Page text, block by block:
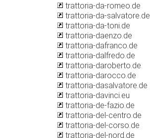
trattoria-da-romeo.de
trattoria-da-salvatore.de
trattoria-da-toni.de
trattoria-daenzo.de
trattoria-dafranco.de
trattoria-dalfredo.de
trattoria-daroberto.de
trattoria-darocco.de
trattoria-dasalvatore.de
trattoria-davinci.eu
trattoria-de-fazio.de
trattoria-del-centro.de
trattoria-del-corso.de
trattoria-del-nord.de